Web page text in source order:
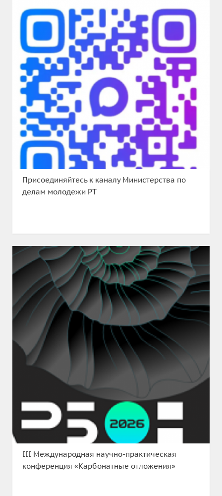
Присоединяйтесь к каналу Министерства по
делам молодежи РТ
III Международная научно-практическая
конференция «Карбонатные отложения»